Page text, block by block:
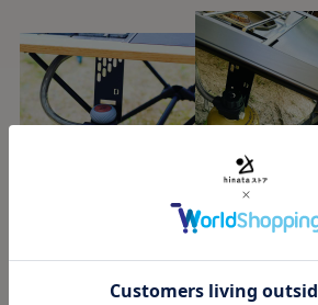
サイズ:約60mm × 138mm